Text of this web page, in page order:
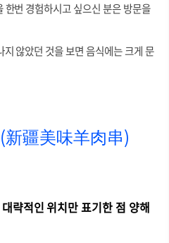
번 경험하시고 싶으신 분은 방문을
않았던 것을 보면 음식에는 크게 문
新疆美味羊肉串)
략적인 위치만 표기한 점 양해